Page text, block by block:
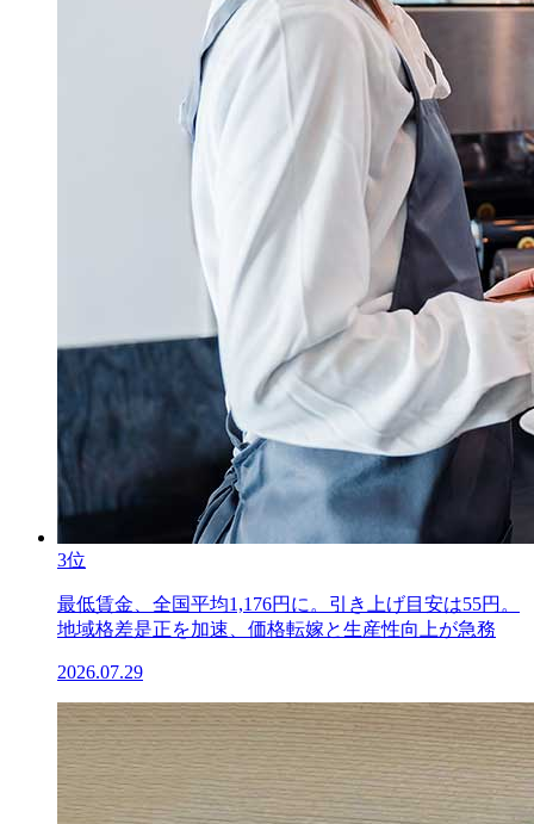
3位
最低賃金、全国平均1,176円に。引き上げ目安は55円。
地域格差是正を加速、価格転嫁と生産性向上が急務
2026.07.29